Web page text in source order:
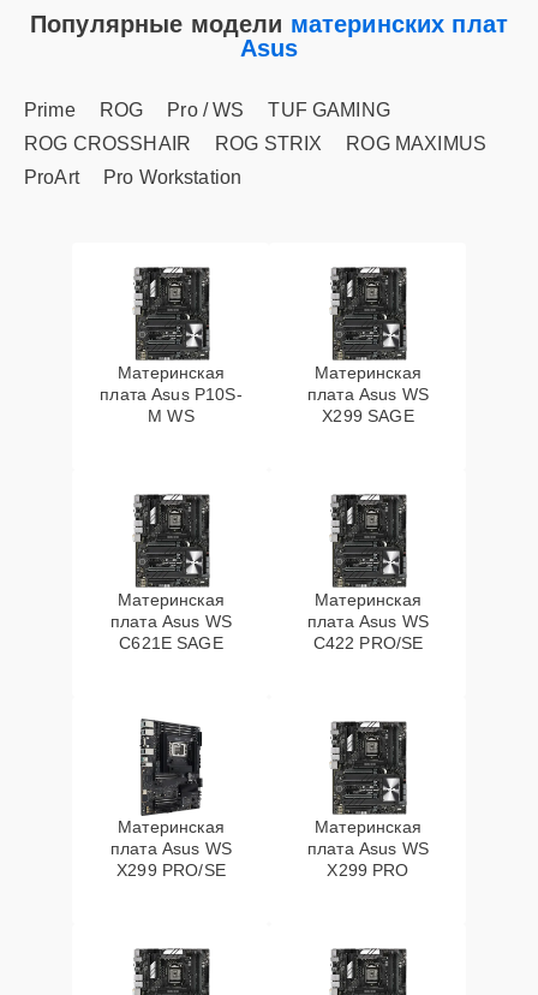
Популярные модели материнских плат
Asus
Prime ROG Pro / WS
TUF GAMING
ROG CROSSHAIR
ROG STRIX
ROG MAXIMUS
ProArt
Pro Workstation
Материнская
плата Asus P10S-
M WS
Материнская
плата Asus WS
X299 SAGE
Материнская
плата Asus WS
C621E SAGE
Материнская
плата Asus WS
C422 PRO/SE
Материнская
плата Asus WS
X299 PRO/SE
Материнская
плата Asus WS
X299 PRO